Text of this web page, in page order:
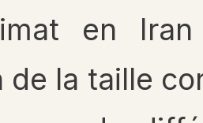
en
de la taille